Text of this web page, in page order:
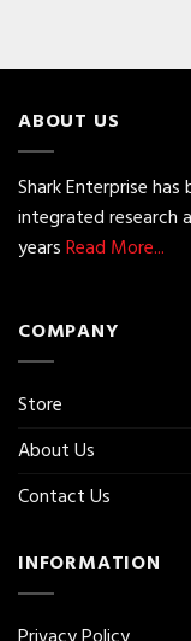
ABOUT US
Shark Enterprise
integrated research
yearsRead More...
COMPANY
Store
About Us
Contact Us
INFORMATION